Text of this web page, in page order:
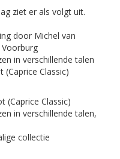
ziet er als volgt uit.
door Michel van
in verschillende talen
Classic)
(Caprice Classic)
in verschillende talen,
collectie